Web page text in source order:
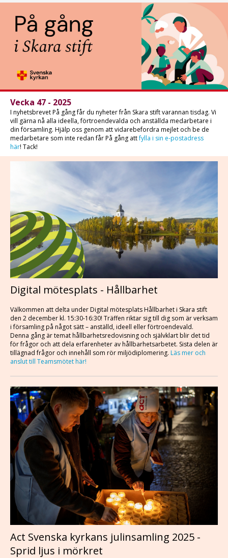
Vecka 47 - 2025
I nyhetsbrevet På gång får du nyheter från Skara stift varannan tisdag. Vi
vill gärna nå alla ideella, förtroendevalda och anställda medarbetare i
din församling. Hjälp oss genom att vidarebefordra mejlet och be de
medarbetare som inte redan får På gång attfylla i sin e-postadress
här! Tack!
Digital mötesplats - Hållbarhet
Välkommen att delta under Digital mötesplats Hållbarhet i Skara stift
den 2 december kl. 15:30-16:30! Träffen riktar sig till dig som är verksam
i församling på något sätt – anställd, ideell eller förtroendevald.
Denna gång är temat hållbarhetsredovisning och självklart blir det tid
för frågor och att dela erfarenheter av hållbarhetsarbetet. Sista delen är
tillägnad frågor och innehåll som rör miljödiplomering. Läs mer och
anslut till Teamsmötet här!
Act Svenska kyrkans julinsamling 2025 -
Sprid ljus i mörkret